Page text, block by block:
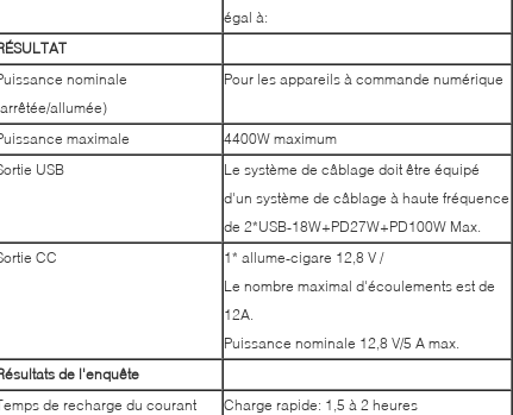
égal à:
nominale
allumée)
Pour les appareils à commande numérique
maximale
4400W maximum
USB
Le système de câblage doit être équipé
d'un système de câblage à haute fréquence
de 2*USB-18W+PD27W+PD100W Max.
CC
1* allume-cigare 12,8 V /
Le nombre maximal d'écoulements est de
12A.
Puissance nominale 12,8 V/5 A max.
de l'enquête
de recharge du courant
Charge rapide: 1,5 à 2 heures